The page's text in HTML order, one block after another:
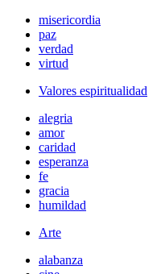
misericordia
paz
verdad
virtud
Valores espiritualidad
alegria
amor
caridad
esperanza
fe
gracia
humildad
Arte
alabanza